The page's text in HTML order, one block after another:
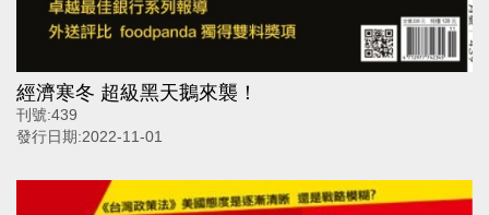
經濟寒冬 超級黑天鵝來襲！
刊號:439
發行日期:2022-11-01